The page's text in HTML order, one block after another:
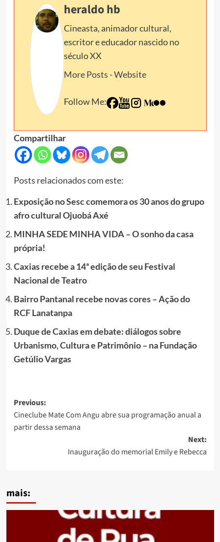
heraldo hb
Cineasta, animador cultural,
escritor e educador nascido no
século XX
More Posts -Website
Follow Me:
Compartilhar
Posts relacionados com este:
Exposição no Sesc comemora os 30 anos do grupo
afro cultural Ojuobá Axé
MINHA SEDE MINHA VIDA – O sonho da casa
própria!
Caxias recebe a 14ª edição de seu Festival
Nacional de Teatro
Bairro Pantanal recebe novas cores – Ação do
RCF Lanatanpa
Duque de Caxias em debate: diálogos sobre
Urbanismo, Cultura e Patrimônio – na Fundação
Getúlio Vargas
Post
navigation
Previous:
Cineclube Mate Com Angu abre sua programação anual a
partir dessa semana
Next:
Inauguração do memorial Emily e Rebecca
mais: